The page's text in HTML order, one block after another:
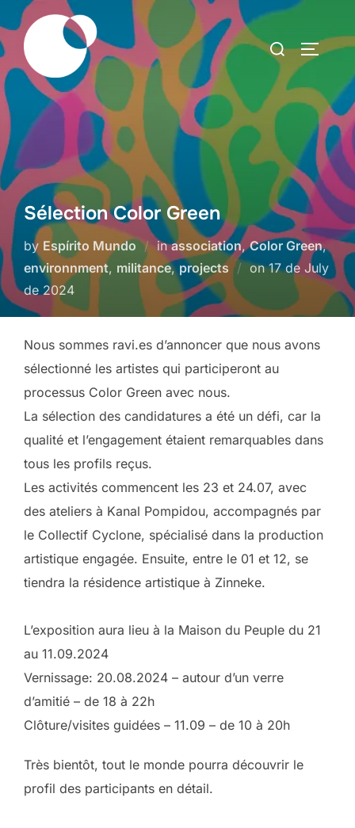
Skip
to
content
Search
for:
Sélection Color Green
by Espírito Mundo inassociation,Color Green,
environnment, militance,projects onPosted
17 de July
de 2024
Nous sommes ravi.es d’annoncer que nous avons
sélectionné les artistes qui participeront au
processus Color Green avec nous.
La sélection des candidatures a été un défi, car la
qualité et l’engagement étaient remarquables dans
tous les profils reçus.
Les activités commencent les 23 et 24.07, avec
des ateliers à Kanal Pompidou, accompagnés par
le Collectif Cyclone, spécialisé dans la production
artistique engagée. Ensuite, entre le 01 et 12, se
tiendra la résidence artistique à Zinneke.
L’exposition aura lieu à la Maison du Peuple du 21
au 11.09.2024
Vernissage: 20.08.2024 – autour d’un verre
d’amitié – de 18 à 22h
Clôture/visites guidées – 11.09 – de 10 à 20h
Très bientôt, tout le monde pourra découvrir le
profil des participants en détail.